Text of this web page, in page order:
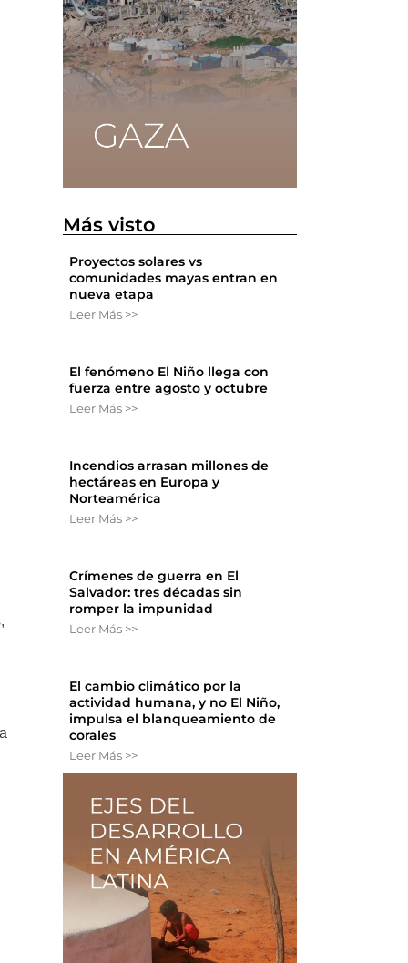
Más visto
Proyectos solares vs
comunidades mayas entran en
nueva etapa
Leer Más >>
El fenómeno El Niño llega con
fuerza entre agosto y octubre
Leer Más >>
Incendios arrasan millones de
hectáreas en Europa y
Norteamérica
Leer Más >>
Crímenes de guerra en El
Salvador: tres décadas sin
romper la impunidad
Leer Más >>
El cambio climático por la
actividad humana, y no El Niño,
impulsa el blanqueamiento de
corales
Leer Más >>